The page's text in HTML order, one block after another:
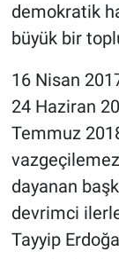
demokratik
büyük bir
16 Nisan
24 Haziran
Temmuz
dayanan
devrimci
Tayyip